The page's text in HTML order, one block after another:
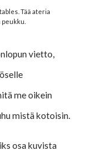
Tää ateria
peukku.
vietto,
me oikein
mistä kotoisin.
osa kuvista